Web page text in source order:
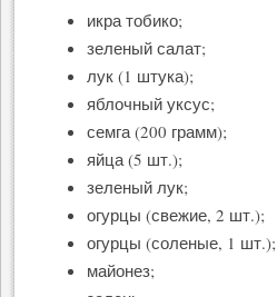
икра тобико;
зеленый салат;
лук (1 штука);
яблочный уксус;
семга (200 грамм);
яйца (5 шт.);
зеленый лук;
огурцы (свежие, 2 шт.);
огурцы (соленые, 1 шт.);
майонез;